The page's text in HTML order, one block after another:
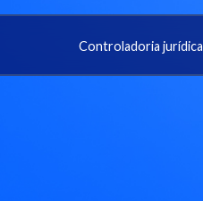
Controladoria jurídica